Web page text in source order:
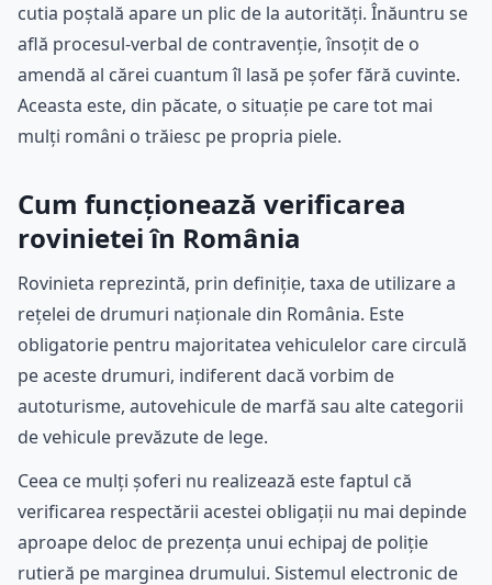
cutia poștală apare un plic de la autorități. Înăuntru se
află procesul-verbal de contravenție, însoțit de o
amendă al cărei cuantum îl lasă pe șofer fără cuvinte.
Aceasta este, din păcate, o situație pe care tot mai
mulți români o trăiesc pe propria piele.
Cum funcționează verificarea
rovinietei în România
Rovinieta reprezintă, prin definiție, taxa de utilizare a
rețelei de drumuri naționale din România. Este
obligatorie pentru majoritatea vehiculelor care circulă
pe aceste drumuri, indiferent dacă vorbim de
autoturisme, autovehicule de marfă sau alte categorii
de vehicule prevăzute de lege.
Ceea ce mulți șoferi nu realizează este faptul că
verificarea respectării acestei obligații nu mai depinde
aproape deloc de prezența unui echipaj de poliție
rutieră pe marginea drumului. Sistemul electronic de